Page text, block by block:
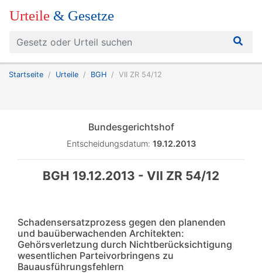
Urteile & Gesetze
Startseite Urteile BGH VII ZR 54/12
Bundesgerichtshof
Entscheidungsdatum: 19.12.2013
BGH 19.12.2013 - VII ZR 54/12
Schadensersatzprozess gegen den planenden
und bauüberwachenden Architekten:
Gehörsverletzung durch Nichtberücksichtigung
wesentlichen Parteivorbringens zu
Bauausführungsfehlern